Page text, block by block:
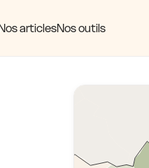
articlesNos outils